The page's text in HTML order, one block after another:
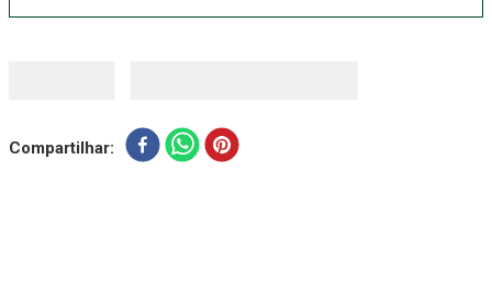
Compartilhar